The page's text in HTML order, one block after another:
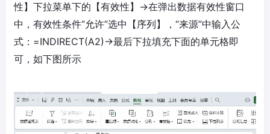
性】下拉菜单下的【有效性】→在弹出数据有效性窗口
中，有效性条件“允许”选中【序列】，“来源”中输入公
式：=INDIRECT(A2)→最后下拉填充下面的单元格即
可，如下图所示